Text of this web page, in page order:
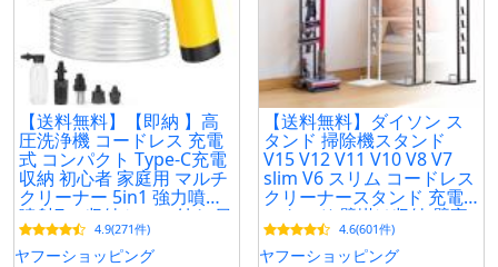
【送料無料】【即納 】高
圧洗浄機 コードレス 充電
式 コンパクト Type-C充電
収納 初心者 家庭用 マルチ
クリーナー 5in1 強力噴射
噴射7m 収納ケース付き 日
本語説明書付き
4.9(271件)
ヤフーショッピング
【送料無料】ダイソン ス
タンド 掃除機スタンド
V15 V12 V11 V10 V8 V7
slim V6 スリム コードレス
クリーナースタンド 充電
スタンド 壁掛け収納 壁寄
せ 掃除機立て スチール
4.6(601件)
ヤフーショッピング